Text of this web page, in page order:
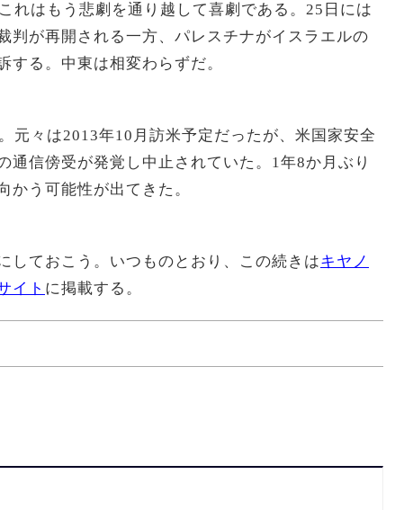
れはもう悲劇を通り越して喜劇である。25日には
判が再開される一方、パレスチナがイスラエルの
する。中東は相変わらずだ。
元々は2013年10月訪米予定だったが、米国家安全
通信傍受が発覚し中止されていた。1年8か月ぶり
かう可能性が出てきた。
しておこう。いつものとおり、この続きはキヤノ
イト に掲載する。